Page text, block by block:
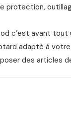
protection,
c’est avant
adapté à
des articles